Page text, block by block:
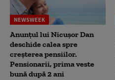
NEWSWEEK
Anunțul lui Nicușor Dan
deschide calea spre
creșterea pensiilor.
Pensionarii, prima veste
bună după 2 ani